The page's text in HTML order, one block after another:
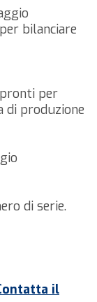
bilanciare
per
di produzione
di serie.
il